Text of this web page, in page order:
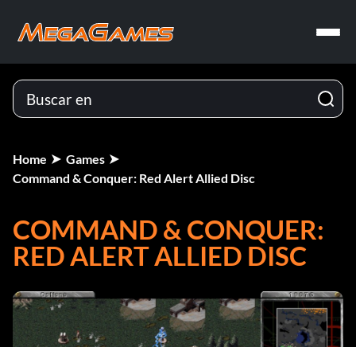
Home
Games
Command & Conquer: Red Alert Allied Disc
COMMAND & CONQUER:
RED ALERT ALLIED DISC